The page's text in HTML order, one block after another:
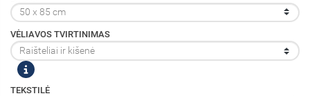
VĖLIAVOS TVIRTINIMAS
TEKSTILĖ